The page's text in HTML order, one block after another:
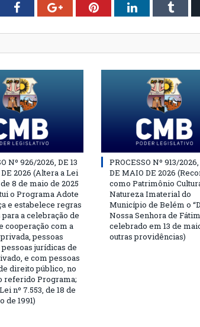
FacebookGoogle+PinterestLinkedIn
Nº 926/2026, DE 13
2026 (Altera a Lei
de 8 de maio de 2025
o Programa Adote
e estabelece regras
a celebração de
cooperação com a
pessoas
jurídicas de
e com pessoas
direito público, no
referido Programa;
nº 7.553, de 18 de
de 1991)
PROCESSO Nº 913/
DE MAIO DE 2026
como Patrimônio
Natureza Imaterial do
Município de Belém o
Nossa Senhora de
celebrado em 13 de
outras providências)